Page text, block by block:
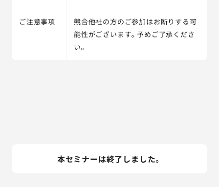
ご注意事項
競合他社の方のご参加はお断りする可
能性がございます。予めご了承くださ
い。
本セミナーは終了しました。